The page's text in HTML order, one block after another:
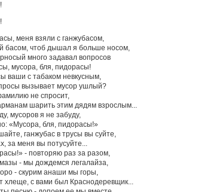
меня взяли с ганжубасом,
басом, чтоб дышал я больше носом,
много задавал вопросов
мусора, бля, пидорасы!
ваши с табаком невкусным,
вызывает мусор ушлый?
не спросит,
шарить этим дядям взрослым...
мусоров я не забуду,
«Мусора, бля, пидорасы!»
ганжубас в трусы вы суйте,
за меня вы потусуйте...
- повторяю раз за разом,
- мы дождемся легалайза,
- скурим анаши мы горы,
хлеще, с вами был Краснодеревщик...